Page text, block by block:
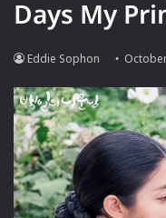
Source
Let's Eat